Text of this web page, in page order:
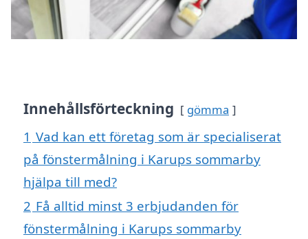
Innehållsförteckning gömma
1 Vad kan ett företag som är specialiserat
på fönstermålning i Karups sommarby
hjälpa till med?
2 Få alltid minst 3 erbjudanden för
fönstermålning i Karups sommarby